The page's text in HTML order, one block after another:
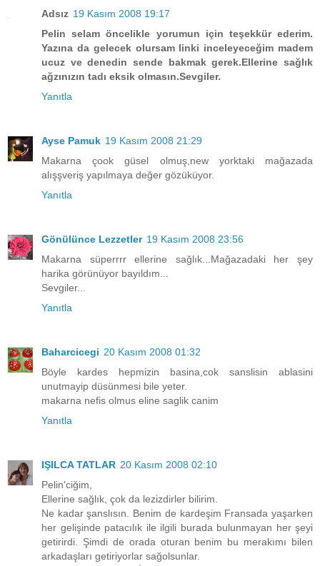
Adsız 19 Kasım 2008 19:17
Pelin selam öncelikle yorumun için teşekkür ederim.
Yazına da gelecek olursam linki inceleyeceğim madem
ucuz ve denedin sende bakmak gerek.Ellerine sağlık
ağzınızın tadı eksik olmasın.Sevgiler.
Yanıtla
Ayse Pamuk 19 Kasım 2008 21:29
Makarna çook güsel olmuş,new yorktaki mağazada
alışşveriş yapılmaya değer gözüküyor.
Yanıtla
Gönülünce Lezzetler 19 Kasım 2008 23:56
Makarna süperrrr ellerine sağlık...Mağazadaki her şey
harika görünüyor bayıldım...
Sevgiler...
Yanıtla
Baharcicegi 20 Kasım 2008 01:32
Böyle kardes hepmizin basina,cok sanslisin ablasini
unutmayip düsünmesi bile yeter.
makarna nefis olmus eline saglik canim
Yanıtla
IŞILCA TATLAR 20 Kasım 2008 02:10
Pelin'ciğim,
Ellerine sağlık, çok da lezizdirler bilirim.
Ne kadar şanslısın. Benim de kardeşim Fransada yaşarken
her gelişinde patacılık ile ilgili burada bulunmayan her şeyi
getirirdi. Şimdi de orada oturan benim bu merakımı bilen
arkadaşları getiriyorlar sağolsunlar.